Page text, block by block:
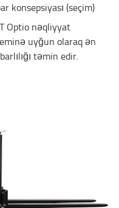
konsepsiyası (seçim)
Optio nəqliyyat
uyğun olaraq ən
təmin edir.